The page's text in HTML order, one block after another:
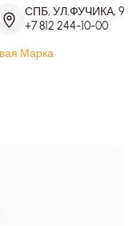
СПБ, УЛ.ФУЧИКА, 9
+7 812 244-10-00
Марка